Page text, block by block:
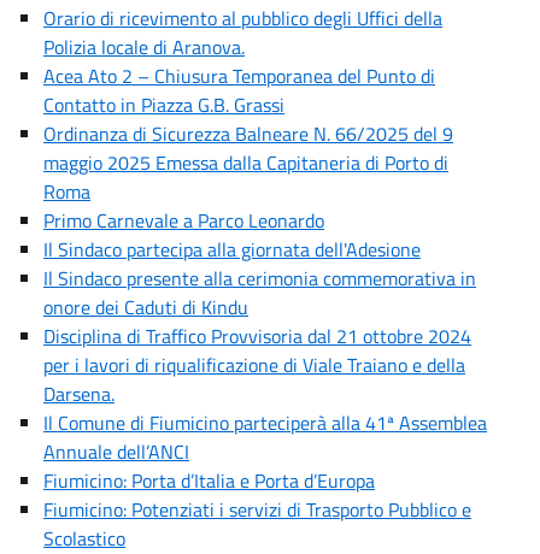
Orario di ricevimento al pubblico degli Uffici della
Polizia locale di Aranova.
Acea Ato 2 – Chiusura Temporanea del Punto di
Contatto in Piazza G.B. Grassi
Ordinanza di Sicurezza Balneare N. 66/2025 del 9
maggio 2025 Emessa dalla Capitaneria di Porto di
Roma
Primo Carnevale a Parco Leonardo
Il Sindaco partecipa alla giornata dell'Adesione
Il Sindaco presente alla cerimonia commemorativa in
onore dei Caduti di Kindu
Disciplina di Traffico Provvisoria dal 21 ottobre 2024
per i lavori di riqualificazione di Viale Traiano e della
Darsena.
Il Comune di Fiumicino parteciperà alla 41ª Assemblea
Annuale dell’ANCI
Fiumicino: Porta d’Italia e Porta d’Europa
Fiumicino: Potenziati i servizi di Trasporto Pubblico e
Scolastico